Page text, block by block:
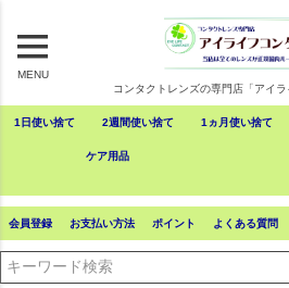
MENU
コンタクトレンズの専門店「アイラ
1日使い捨て 2週間使い捨て 1ヵ月使い捨て
ケア用品
会員登録 お支払い方法 ポイント よくある質問